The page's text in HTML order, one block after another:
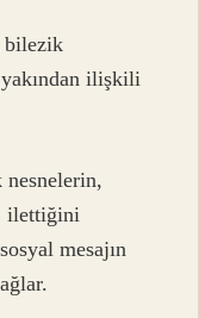
bilezik
ilişkili
ilettiğini
mesajın